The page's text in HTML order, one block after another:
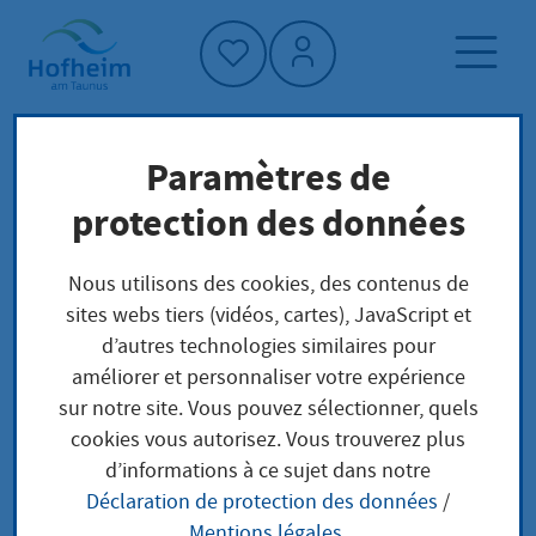
Accueil"
Page d'accueil
Trouver un service
Structure administrative
Amt für Bodenmanagement Limburg
Amt für
Bodenmanagement
Limburg
Paramètres de
protection des données
Nous utilisons des cookies, des contenus de
sites webs tiers (vidéos, cartes), JavaScript et
d’autres technologies similaires pour
améliorer et personnaliser votre expérience
sur notre site. Vous pouvez sélectionner, quels
cookies vous autorisez. Vous trouverez plus
d’informations à ce sujet dans notre
Déclaration de protection des données /